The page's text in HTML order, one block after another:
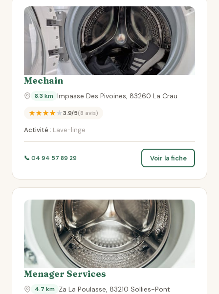
Mechain
8.3 km Impasse Des Pivoines, 83260 La Crau
★★★★★3.9/5(8 avis)
Activité : Lave-linge
📞 04 94 57 89 29 Voir la fiche
Menager Services
4.7 km Za La Poulasse, 83210 Sollies-Pont